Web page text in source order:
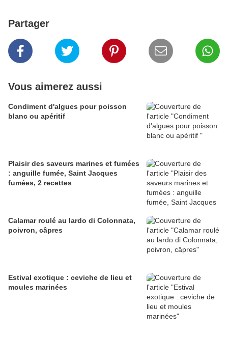
Partager
Vous aimerez aussi
Condiment d'algues pour poisson
blanc ou apéritif
Plaisir des saveurs marines et fumées
: anguille fumée, Saint Jacques
fumées, 2 recettes
Calamar roulé au lardo di Colonnata,
poivron, câpres
Estival exotique : ceviche de lieu et
moules marinées